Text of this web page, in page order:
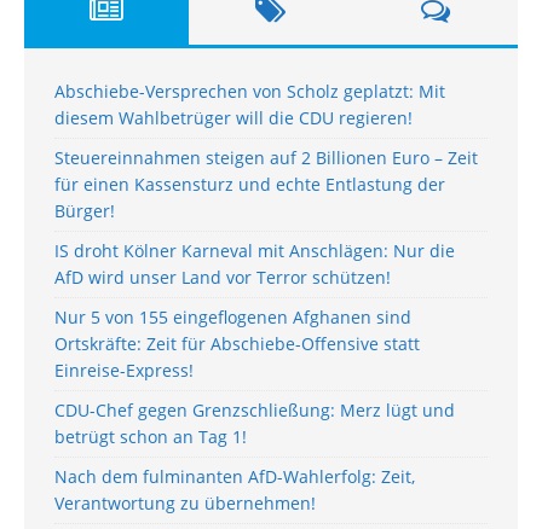
Abschiebe-Versprechen von Scholz geplatzt: Mit
diesem Wahlbetrüger will die CDU regieren!
Steuereinnahmen steigen auf 2 Billionen Euro – Zeit
für einen Kassensturz und echte Entlastung der
Bürger!
IS droht Kölner Karneval mit Anschlägen: Nur die
AfD wird unser Land vor Terror schützen!
Nur 5 von 155 eingeflogenen Afghanen sind
Ortskräfte: Zeit für Abschiebe-Offensive statt
Einreise-Express!
CDU-Chef gegen Grenzschließung: Merz lügt und
betrügt schon an Tag 1!
Nach dem fulminanten AfD-Wahlerfolg: Zeit,
Verantwortung zu übernehmen!